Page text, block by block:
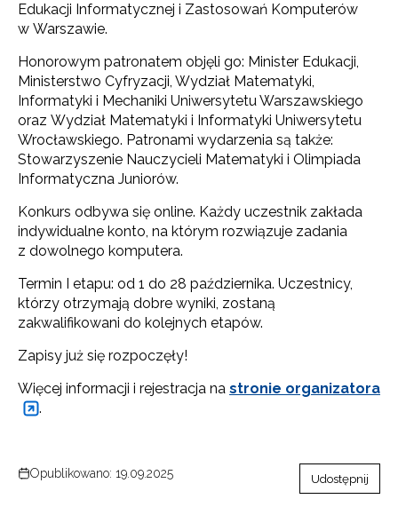
Edukacji Informatycznej i Zastosowań Komputerów
w Warszawie.
Honorowym patronatem objęli go: Minister Edukacji,
Ministerstwo Cyfryzacji, Wydział Matematyki,
Informatyki i Mechaniki Uniwersytetu Warszawskiego
oraz Wydział Matematyki i Informatyki Uniwersytetu
Wrocławskiego. Patronami wydarzenia są także:
Stowarzyszenie Nauczycieli Matematyki i Olimpiada
Informatyczna Juniorów.
Konkurs odbywa się online. Każdy uczestnik zakłada
indywidualne konto, na którym rozwiązuje zadania
z dowolnego komputera.
Termin I etapu: od 1 do 28 października. Uczestnicy,
którzy otrzymają dobre wyniki, zostaną
zakwalifikowani do kolejnych etapów.
Zapisy już się rozpoczęły!
Więcej informacji i rejestracja na stronie organizatora
.
Opublikowano: 19.09.2025 Udostępnij